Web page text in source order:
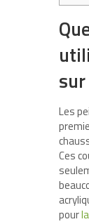
Les
Ces
pour